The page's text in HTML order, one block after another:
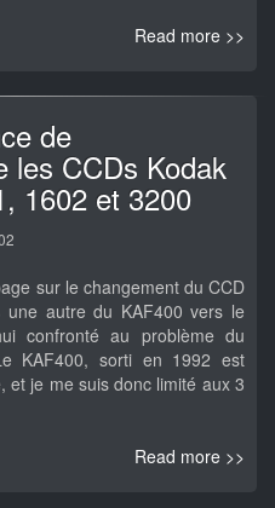
Read more >>
de
les CCDs Kodak
1602 et 3200
sur le changement du CCD
une autre du KAF400 vers le
confronté au problème du
KAF400, sorti en 1992 est
et je me suis donc limité aux 3
Read more >>